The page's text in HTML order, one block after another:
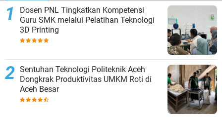
Dosen PNL Tingkatkan Kompetensi
Guru SMK melalui Pelatihan Teknologi
3D Printing
Sentuhan Teknologi Politeknik Aceh
Dongkrak Produktivitas UMKM Roti di
Aceh Besar